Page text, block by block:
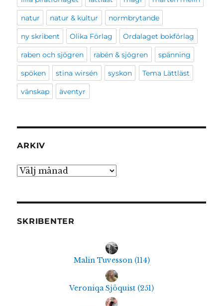
natur natur & kultur normbrytande
ny skribent Olika Förlag Ordalaget bokförlag
raben och sjögren rabén & sjögren spänning
spöken stina wirsén syskon Tema Lättläst
vänskap äventyr
ARKIV
Arkiv
SKRIBENTER
Malin Tuvesson (114)
Veroniqa Sjöquist (251)